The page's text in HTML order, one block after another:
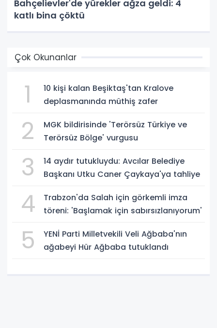
Bahçelievler'de yürekler ağza geldi: 4
katlı bina çöktü
Çok Okunanlar
1
10 kişi kalan Beşiktaş'tan Kralove
deplasmanında müthiş zafer
2
MGK bildirisinde 'Terörsüz Türkiye ve
Terörsüz Bölge' vurgusu
3
14 aydır tutukluydu: Avcılar Belediye
Başkanı Utku Caner Çaykaya'ya tahliye
4
Trabzon'da Salah için görkemli imza
töreni: 'Başlamak için sabırsızlanıyorum'
5
YENİ Parti Milletvekili Veli Ağbaba'nın
ağabeyi Hür Ağbaba tutuklandı